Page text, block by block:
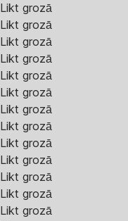
Likt grozā
Likt grozā
Likt grozā
Likt grozā
Likt grozā
Likt grozā
Likt grozā
Likt grozā
Likt grozā
Likt grozā
Likt grozā
Likt grozā
Likt grozā